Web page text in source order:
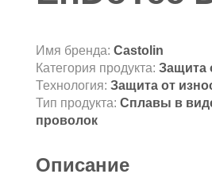
Имя бренда: Castolin
Категория продукта: Защита
Технология: Защита от
Тип продукта: Сплавы в
проволок
Описание